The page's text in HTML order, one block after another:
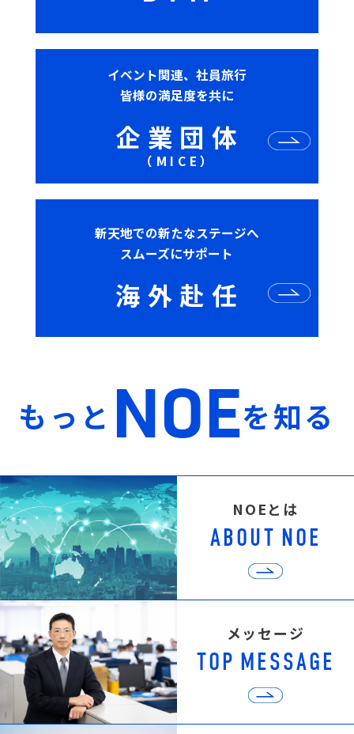
イベント関連、社員旅行
皆様の満足度を共に
企 業 団 体
（ M I C E ）
新天地での新たなステージへ
スムーズにサポート
海 外 赴 任
も っ と NOEを知る
NOEと は
ABOUT NOE
メ ッセージ
TOP MESSAGE